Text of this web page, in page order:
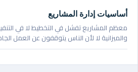
أساسيات إدارة المشاريع
معظم المشاريع تفشل في التخطيط لا في
والميزانية لا لأن الناس يتوقفون عن العمل